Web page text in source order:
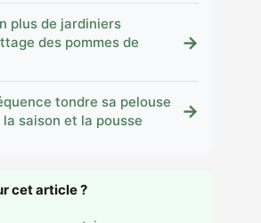
plus de jardiniers
des pommes de
→
tondre sa pelouse
saison et la pousse
→
cet article ?